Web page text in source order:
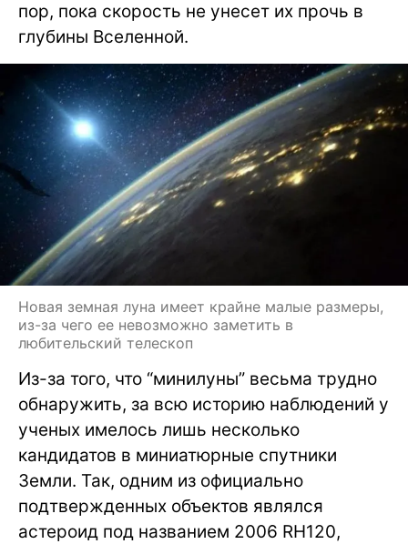
пор, пока скорость не унесет их прочь в
глубины Вселенной.
Новая земная луна имеет крайне малые размеры,
из-за чего ее невозможно заметить в
любительский телескоп
Из-за того, что “минилуны” весьма трудно
обнаружить, за всю историю наблюдений у
ученых имелось лишь несколько
кандидатов в миниатюрные спутники
Земли. Так, одним из официально
подтвержденных объектов являлся
астероид под названием 2006 RH120,